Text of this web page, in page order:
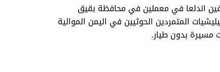
اندلعا في معملين في محافظة بقيق
المتمردين الحوثيين في اليمن الموالية